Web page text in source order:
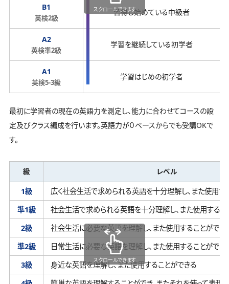
B1
英検2級
習得し始めている中級者
A2
英検準2級
学習を継続している初学者
A1
英検5-3級
学習はじめの初学者
スクロールできます
最初に学習者の現在の英語力を測定し、能力に合わせてコースの設
定及びクラス編成を行います。英語力が０ベースからでも受講OKで
す。
級 レベル
1級 広く社会生活で求められる英語を十分理解し、 また使用す
準1級
社会生活で求められる英語を十分理解し、 また使用するこ
2級
社会生活に必要な英語を理解し、 また使用することができ
準2級
日常生活に必要な英語を理解し、 また使用することができ
3級
身近な英語を理解し、また使用することができる
スクロールできます